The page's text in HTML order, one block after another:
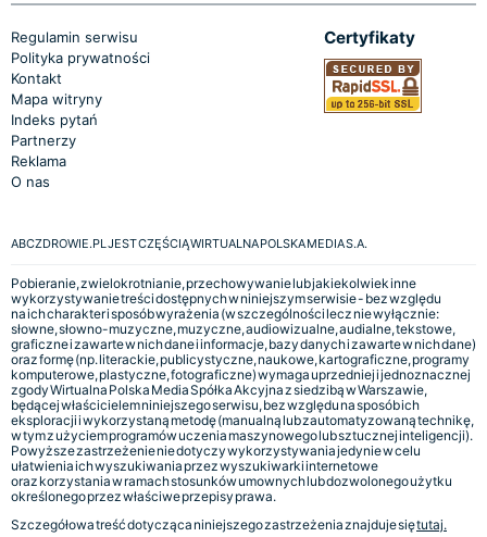
Regulamin serwisu
Polityka prywatności
Kontakt
Mapa witryny
Indeks pytań
Partnerzy
Reklama
O nas
Certyfikaty
ABCZDROWIE.PL JEST CZĘŚCIĄ WIRTUALNA POLSKA MEDIA S.A.
Pobieranie, zwielokrotnianie, przechowywanie lub jakiekolwiek inne
wykorzystywanie treści dostępnych w niniejszym serwisie - bez względu
na ich charakter i sposób wyrażenia (w szczególności lecz nie wyłącznie:
słowne, słowno-muzyczne, muzyczne, audiowizualne, audialne, tekstowe,
graficzne i zawarte w nich dane i informacje, bazy danych i zawarte w nich dane)
oraz formę (np. literackie, publicystyczne, naukowe, kartograficzne, programy
komputerowe, plastyczne, fotograficzne) wymaga uprzedniej i jednoznacznej
zgody Wirtualna Polska Media Spółka Akcyjna z siedzibą w Warszawie,
będącej właścicielem niniejszego serwisu, bez względu na sposób ich
eksploracji i wykorzystaną metodę (manualną lub zautomatyzowaną technikę,
w tym z użyciem programów uczenia maszynowego lub sztucznej inteligencji).
Powyższe zastrzeżenie nie dotyczy wykorzystywania jedynie w celu
ułatwienia ich wyszukiwania przez wyszukiwarki internetowe
oraz korzystania w ramach stosunków umownych lub dozwolonego użytku
określonego przez właściwe przepisy prawa.
Szczegółowa treść dotycząca niniejszego zastrzeżenia znajduje siętutaj.